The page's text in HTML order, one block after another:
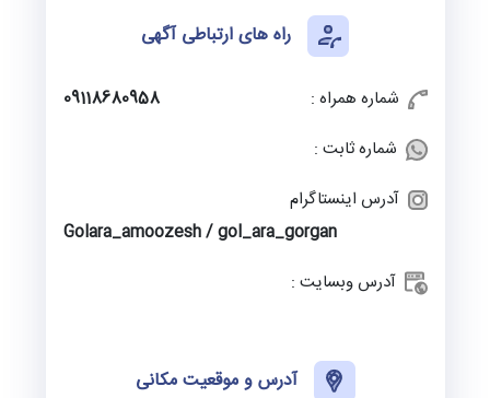
راه های ارتباطی آگهی
شماره همراه :
09118680958
شماره ثابت :
آدرس اینستاگرام
Golara_amoozesh / gol_ara_gorgan
آدرس وبسایت :
آدرس و موقعیت مکانی